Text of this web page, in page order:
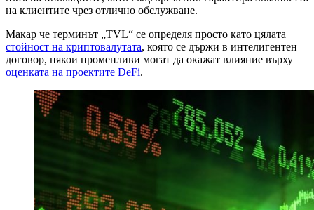
на клиентите чрез отлично обслужване.
Макар че терминът „TVL“ се определя просто като цялата
стойност на криптовалутата, която се държи в интелигентен
договор, някои променливи могат да окажат влияние върху
оценката на проектите DeFi.